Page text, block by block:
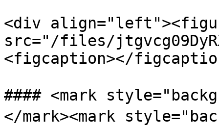
<div
src="/files/
<figcaption></
#### <mark
</mark><mark